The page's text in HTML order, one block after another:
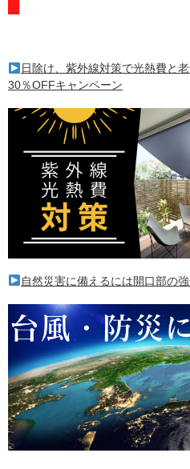
日除け、紫外線対策で光熱費と
30％OFFキャンペーン
自然災害に備えるには開口部の